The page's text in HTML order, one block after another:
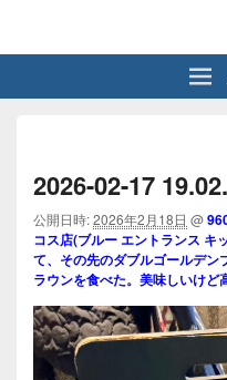
2026-02-17
公開日時:2026年2月18日 @
コス店(ブルー エントランス キ
て、その先のダブルゴールデ
ラウンを食べた。美味しいけど